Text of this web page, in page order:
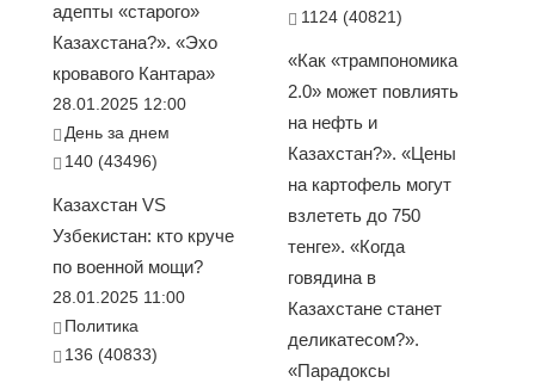
адепты «старого»
Казахстана?». «Эхо
кровавого Кантара»
28.01.2025 12:00
День за днем
140 (43496)
Казахстан VS
Узбекистан: кто круче
по военной мощи?
28.01.2025 11:00
Политика
136 (40833)
1124 (40821)
«Как «трампономика
2.0» может повлиять
на нефть и
Казахстан?». «Цены
на картофель могут
взлететь до 750
тенге». «Когда
говядина в
Казахстане станет
деликатесом?».
«Парадоксы